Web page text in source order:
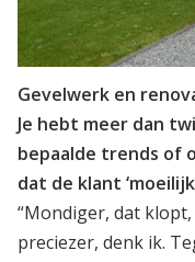
Gevelwerk en
Je hebt meer dan
bepaalde trends of
dat de klant
“Mondiger, dat
preciezer, denk ik.